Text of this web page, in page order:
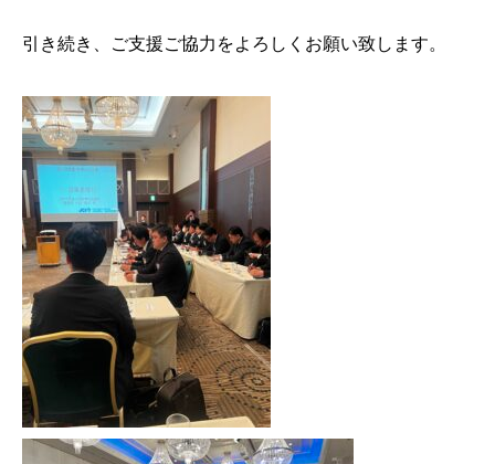
引き続き、ご支援ご協力をよろしくお願い致します。